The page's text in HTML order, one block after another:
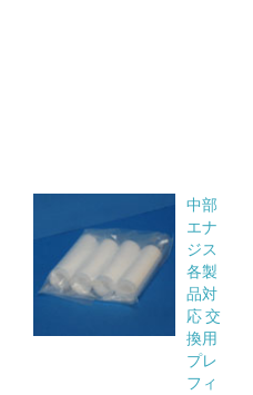
中部
エナ
ジス
各製
品対
応 交
換用
プレ
フィ